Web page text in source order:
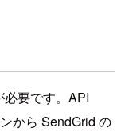
要です。API
から SendGrid の